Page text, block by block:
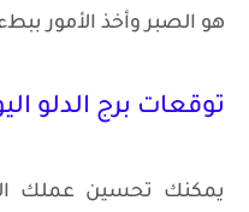
هو الصبر وأخذ الأمور
توقعات برج الدلو
يمكنك تحسين عملك